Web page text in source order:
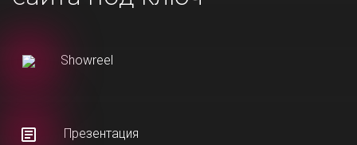
Showreel
Презентация